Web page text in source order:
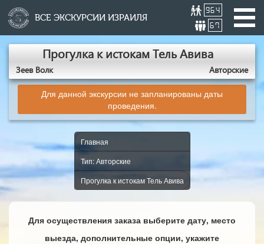
ВСЕ ЭКСКУРСИИ ИЗРАИЛЯ
964
67
Прогулка к истокам Тель Авива
Зеев Волк Авторские
Для данной экскурсии не запланированы даты
проведения.
Главная
Тип: Авторские
Прогулка к истокам Тель Авива
Для осуществления заказа выберите дату, место
выезда, дополнительные опции, укажите